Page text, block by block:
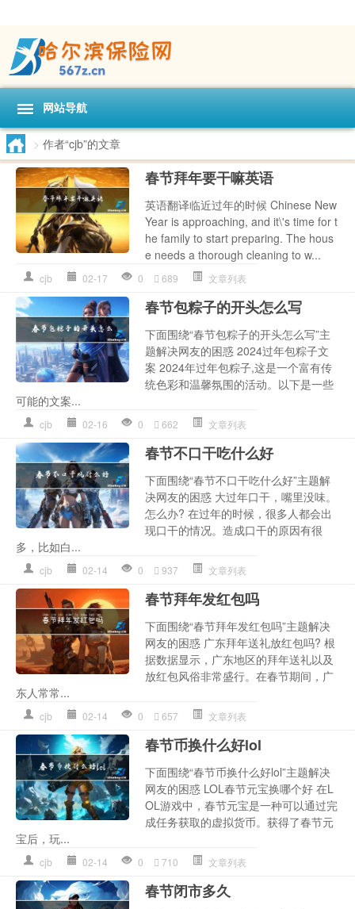
网站导航
> 作者“cjb”的文章
春节拜年要干嘛英语
英语翻译临近过年的时候 Chinese New
Year is approaching, and it\'s time for t
he family to start preparing. The hous
e needs a thorough cleaning to w...
cjb 02-17 0 689 文章列表
春节包粽子的开头怎么写
下面围绕“春节包粽子的开头怎么写”主
题解决网友的困惑 2024过年包粽子文
案 2024年过年包粽子,这是一个富有传
统色彩和温馨氛围的活动。以下是一些
可能的文案...
cjb 02-16 0 662 文章列表
春节不口干吃什么好
下面围绕“春节不口干吃什么好”主题解
决网友的困惑 大过年口干，嘴里没味。
怎么办? 在过年的时候，很多人都会出
现口干的情况。造成口干的原因有很
多，比如白...
cjb 02-14 0 937 文章列表
春节拜年发红包吗
下面围绕“春节拜年发红包吗”主题解决
网友的困惑 广东拜年送礼放红包吗? 根
据数据显示，广东地区的拜年送礼以及
放红包风俗非常盛行。在春节期间，广
东人常常...
cjb 02-14 0 657 文章列表
春节币换什么好lol
下面围绕“春节币换什么好lol”主题解决
网友的困惑 LOL春节元宝换哪个好 在L
OL游戏中，春节元宝是一种可以通过完
成任务获取的虚拟货币。获得了春节元
宝后，玩...
cjb 02-14 0 710 文章列表
春节闭市多久